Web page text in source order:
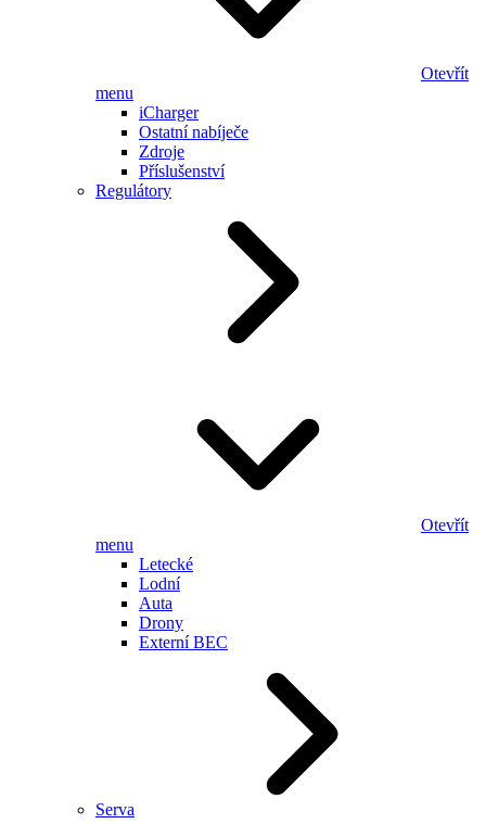
Otevřít
menu
iCharger
Ostatní nabíječe
Zdroje
Příslušenství
Regulátory
Otevřít
menu
Letecké
Lodní
Auta
Drony
Externí BEC
Serva